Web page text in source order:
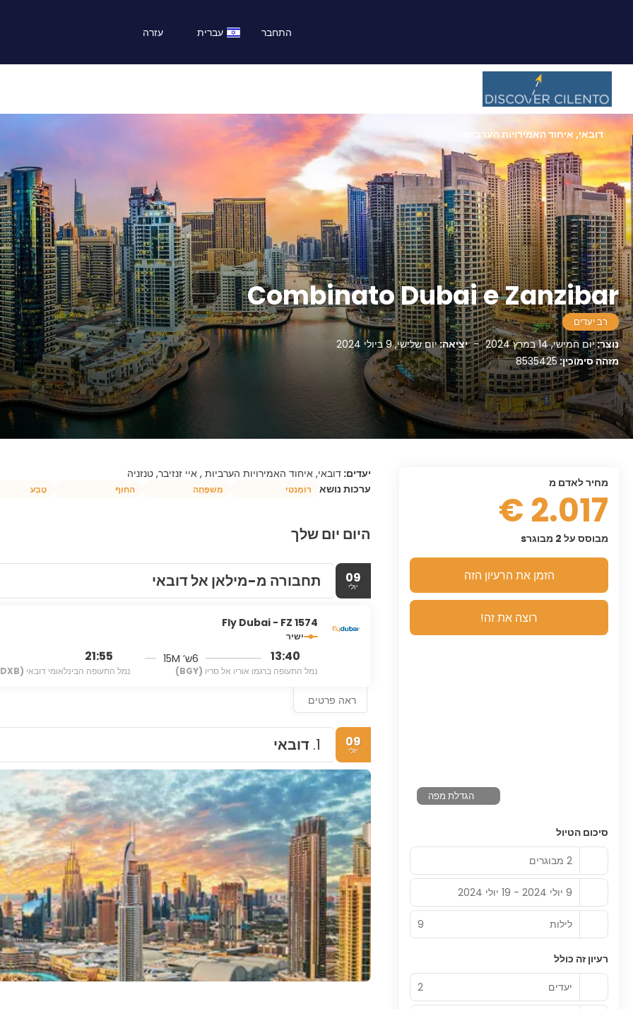
עזרה עברית התחבר
Combinato Dubai e Zanzibar
רב יעדים
נוצר:יום חמישי, 14 במרץ 2024 - יציאה:יום שלישי, 9 ביולי 2024
מזהה סימוכין:8535425
דובאי, איחוד האמירויות הערביות
יעדים: דובאי, איחוד האמירויות הערביות , איי זנזיבר, טנזניה
ערכות נושא
רוֹמַנטִי מִשׁפָּחָה החוף טֶבַע
היום יום שלך
09
יולי תחבורה מ-מילאן אל דובאי
Fly Dubai - FZ 1574
ישיר
13:40
נמל התעופה ברגמו אוריו אל סריו (BGY)
6ש’ 15M 21:55
נמל התעופה הבינלאומי דובאי (DXB)
ראה פרטים
09
יולי 1. דובאי
מחיר לאדם מ
2.017 €
מבוסס על 2 מבוגרs
הזמן את הרעיון הזה
רוצה את זה!
הגדלת מפה
סיכום הטיול
2 מבוגרים
9 יולי 2024 - 19 יולי 2024
לילות 9
רעיון זה כולל
יעדים
2